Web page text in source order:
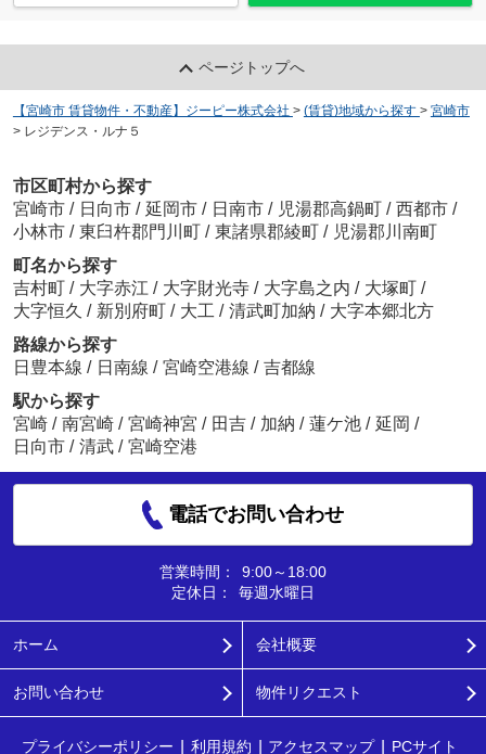
ページトップへ
【宮崎市 賃貸物件・不動産】ジーピー株式会社 > (賃貸)地域から探す > 宮崎市
> レジデンス・ルナ５
市区町村から探す
宮崎市 / 日向市 / 延岡市 / 日南市 / 児湯郡高鍋町 / 西都市 /
小林市 / 東臼杵郡門川町 / 東諸県郡綾町 / 児湯郡川南町
町名から探す
吉村町 / 大字赤江 / 大字財光寺 / 大字島之内 / 大塚町 /
大字恒久 / 新別府町 / 大工 / 清武町加納 / 大字本郷北方
路線から探す
日豊本線 / 日南線 / 宮崎空港線 / 吉都線
駅から探す
宮崎 / 南宮崎 / 宮崎神宮 / 田吉 / 加納 / 蓮ケ池 / 延岡 /
日向市 / 清武 / 宮崎空港
電話でお問い合わせ
営業時間：
9:00～18:00
定休日：
毎週水曜日
ホーム 会社概要
お問い合わせ 物件リクエスト
プライバシーポリシー 利用規約 アクセスマップ PCサイト